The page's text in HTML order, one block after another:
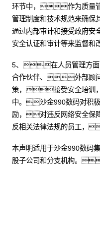
环节中，作为质量
管理制度和技术规范来确
通过内部审计和接受政府
安全认证和审计等来监督
5、在人员管理方面
合作伙伴、外部顾问
策，接受安全培训
中。沙金990数码对积
励，对违反网络安全
反相关法律法规的员工
本声明适用于沙金990数码
股子公司和分支机构。